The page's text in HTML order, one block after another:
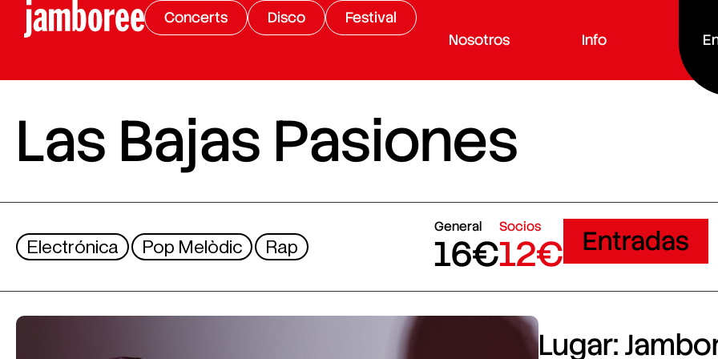
Concerts Disco
Festival
Nosotros
Info
Las Bajas Pasiones
Electrónica Pop Melòdic Rap
General
16€
Socios
12€ Entradas
Lugar: